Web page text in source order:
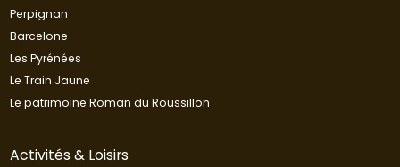
Perpignan
Barcelone
Les Pyrénées
Le Train Jaune
Le patrimoine Roman du Roussillon
Activités & Loisirs